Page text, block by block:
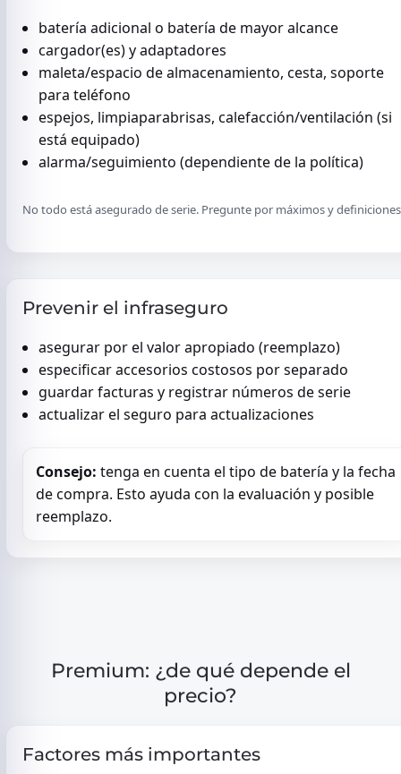
batería adicional o batería de mayor alcance
cargador(es) y adaptadores
maleta/espacio de almacenamiento, cesta, soporte
para teléfono
espejos, limpiaparabrisas, calefacción/ventilación (si
está equipado)
alarma/seguimiento (dependiente de la política)
No todo está asegurado de serie. Pregunte por máximos y
Prevenir el infraseguro
asegurar por el valor apropiado (reemplazo)
especificar accesorios costosos por separado
guardar facturas y registrar números de serie
actualizar el seguro para actualizaciones
Consejo: tenga en cuenta el tipo de batería y la fecha
de compra. Esto ayuda con la evaluación y posible
reemplazo.
Premium: ¿de qué depende el
precio?
Factores más importantes